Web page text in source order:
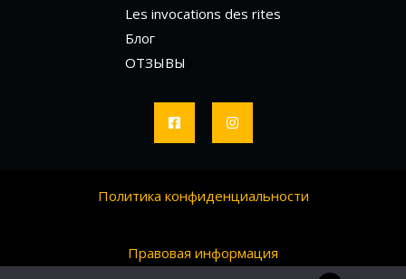
Les invocations des rites
Блог
ОТЗЫВЫ
Политика конфиденциальности
Правовая информация